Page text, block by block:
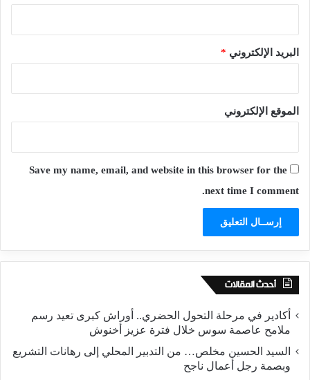
البريد الإلكتروني *
الموقع الإلكتروني
Save my name, email, and website in this browser for the
next time I comment.
أحدث المقالات
أكادير في مرحلة التحول الحضري.. أوراش كبرى تعيد رسم
ملامح عاصمة سوس خلال فترة عزيز أخنوش
السيد الحسين مخلص… من التدبير المحلي إلى رهانات التشريع
وبصمة رجل أعمال ناجح